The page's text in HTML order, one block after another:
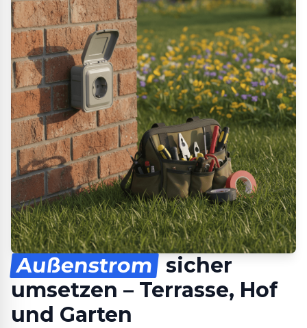
Außenstrom sicher
umsetzen – Terrasse, Hof
und Garten